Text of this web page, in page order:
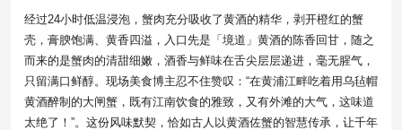
经过24小时低温浸泡，蟹肉充分吸收了黄酒的精华，剥开橙红的蟹
壳，膏腴饱满、黄香四溢，入口先是「境道」黄酒的陈香回甘，随之
而来的是蟹肉的清甜细嫩，酒香与鲜味在舌尖层层递进，毫无腥气，
只留满口鲜醇。现场美食博主忍不住赞叹：“在黄浦江畔吃着用乌毡帽
黄酒醉制的大闸蟹，既有江南饮食的雅致，又有外滩的大气，这味道
太绝了！”。这份风味默契，恰如古人以黄酒佐蟹的智慧传承，让千年